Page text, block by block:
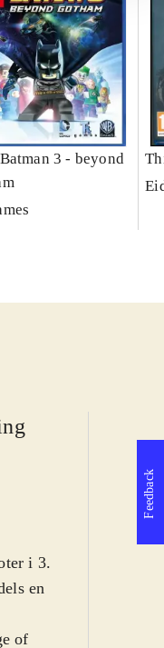
3 - beyond
i 3.
en
of
Feedback